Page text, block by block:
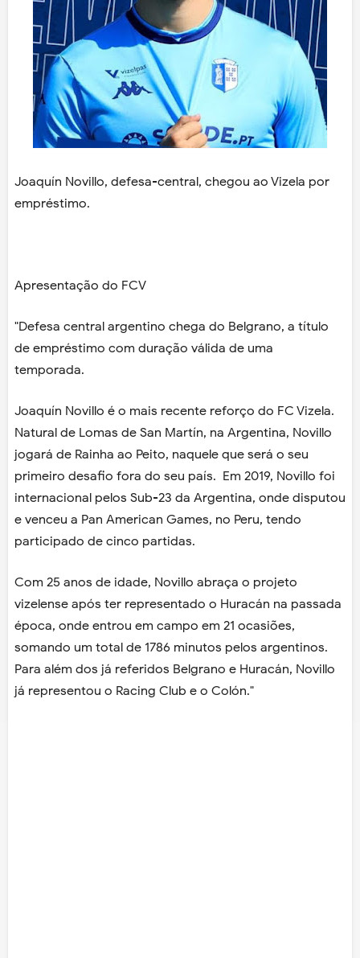
Joaquín Novillo, defesa-central, chegou ao Vizela por
empréstimo.
Apresentação do FCV
"Defesa central argentino chega do Belgrano, a título
de empréstimo com duração válida de uma
temporada.
Joaquín Novillo é o mais recente reforço do FC Vizela.
Natural de Lomas de San Martín, na Argentina, Novillo
jogará de Rainha ao Peito, naquele que será o seu
primeiro desafio fora do seu país. Em 2019, Novillo foi
internacional pelos Sub-23 da Argentina, onde disputou
e venceu a Pan American Games, no Peru, tendo
participado de cinco partidas.
Com 25 anos de idade, Novillo abraça o projeto
vizelense após ter representado o Huracán na passada
época, onde entrou em campo em 21 ocasiões,
somando um total de 1786 minutos pelos argentinos.
Para além dos já referidos Belgrano e Huracán, Novillo
já representou o Racing Club e o Colón."